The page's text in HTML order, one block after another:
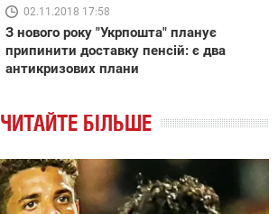
02.11.2018 17:58
З нового року "Укрпошта" планує
припинити доставку пенсій: є два
антикризових плани
ЧИТАЙТЕ БІЛЬШЕ